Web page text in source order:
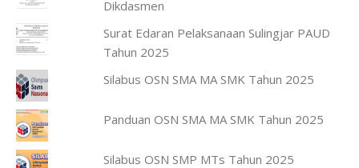
Dikdasmen
Surat Edaran Pelaksanaan Sulingjar PAUD
Tahun 2025
Silabus OSN SMA MA SMK Tahun 2025
Panduan OSN SMA MA SMK Tahun 2025
Silabus OSN SMP MTs Tahun 2025